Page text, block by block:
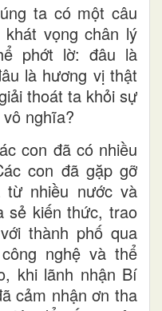
ta có một câu
vọng chân lý
phớt lờ: đâu là
là hương vị thật
thoát ta khỏi sự
nghĩa?
con đã có nhiều
con đã gặp gỡ
từ nhiều nước và
sẻ kiến thức, trao
thành phố qua
nghệ và thể
khi lãnh nhận Bí
cảm nhận ơn tha